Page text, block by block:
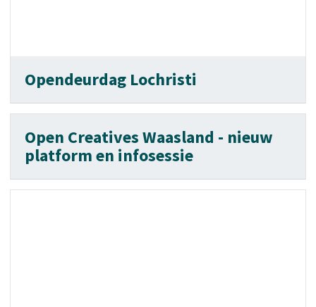
Opendeurdag Lochristi
Open Creatives Waasland - nieuw
platform en infosessie